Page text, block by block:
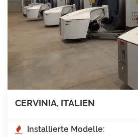
CERVINIA, ITALIEN
Installierte Modelle: